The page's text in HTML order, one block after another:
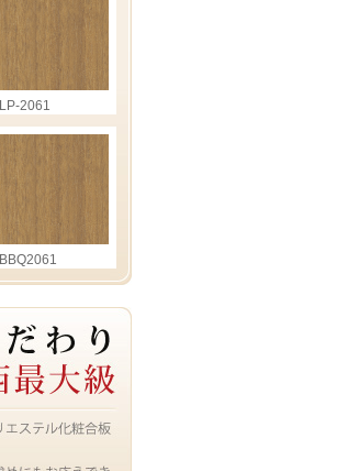
LP-2061
BBQ2061